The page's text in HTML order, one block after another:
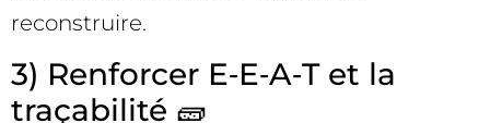
reconstruire.
3) Renforcer E‑E‑A‑T et la
traçabilité 🧱